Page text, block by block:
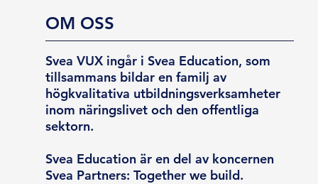
OM OSS
Svea VUX ingår i Svea Education, som
tillsammans bildar en familj av
högkvalitativa utbildningsverksamheter
inom näringslivet och den offentliga
sektorn.
Svea Education är en del av koncernen
Svea Partners: Together we build.